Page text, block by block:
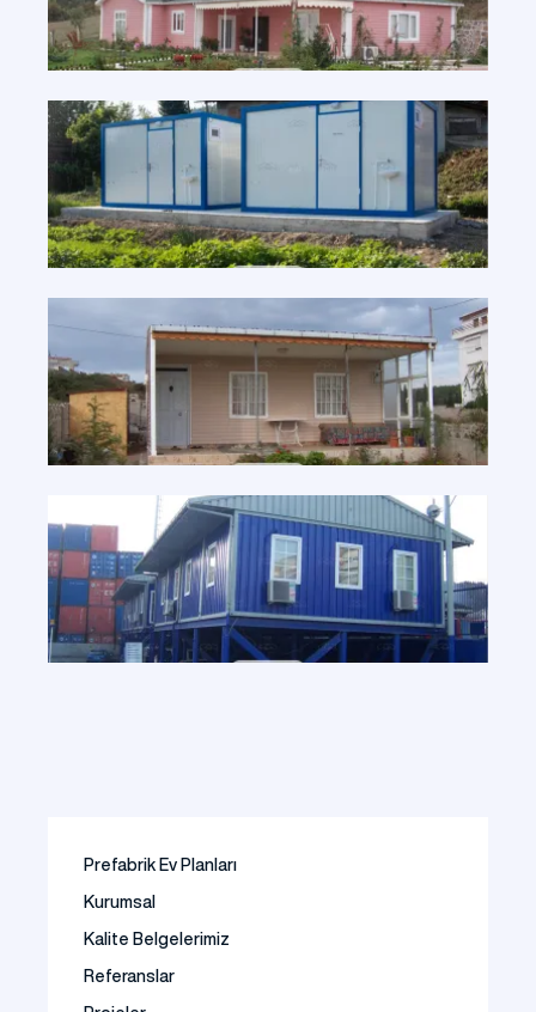
Prefabrik Ev Planları
Kurumsal
Kalite Belgelerimiz
Referanslar